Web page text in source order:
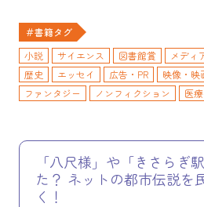
＃書籍タグ
小説
サイエンス 図書館賞 メディ
歴史
エッセイ 広告・PR 映像・映
ファンタジー
ノンフィクション 医療
社会科学
「八尺様」や「きさらぎ
た？ ネットの都市伝説を
く！
刊東洋経済」「一橋ビジネスレビュー」など、東洋経
ジネス・企業情報誌を検索・閲覧することができるサ